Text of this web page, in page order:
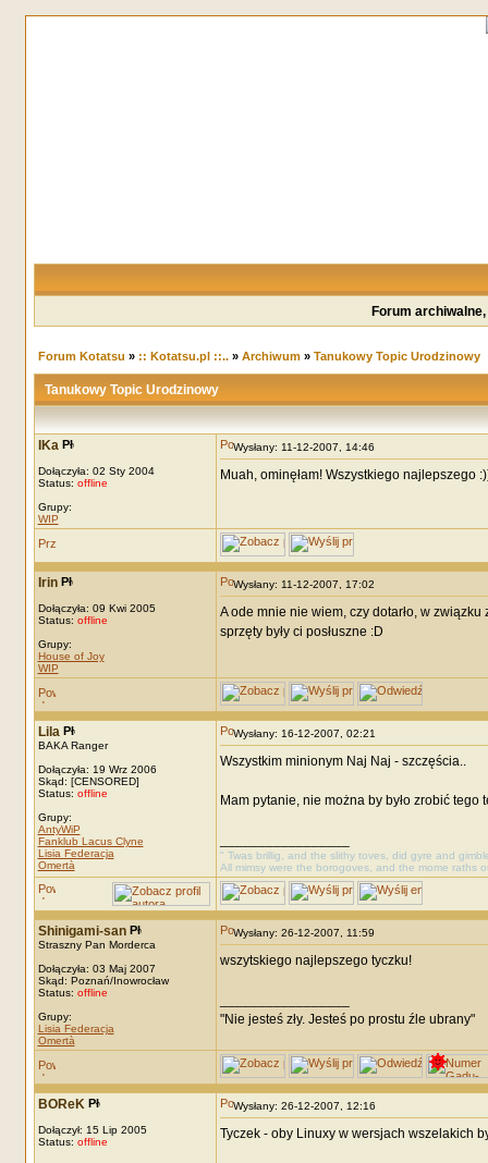
Forum
Forum Kotatsu » :: Kotatsu.pl ::..» Archiwum» Tanukowy Topic Urodzinowy
Tanukowy Topic Urodzinowy
IKa
Dołączyła: 02 Sty 2004
Status: offline
Grupy:
WIP
Wysłany: 11-12-2007, 14:46
Muah, ominęłam! Wszystkiego najlepszego
Irin
Dołączyła: 09 Kwi 2005
Status: offline
Grupy:
House of Joy
WIP
Wysłany: 11-12-2007, 17:02
A ode mnie nie wiem, czy dotarło, w
sprzęty były ci posłuszne :D
Lila
BAKA Ranger
Dołączyła: 19 Wrz 2006
Skąd: [CENSORED]
Status: offline
Grupy:
AntyWiP
Fanklub Lacus Clyne
Lisia Federacja
Omertà
Wysłany: 16-12-2007, 02:21
Wszystkim minionym Naj Naj - szczęścia..
Mam pytanie, nie można by było zrobić tego
" Twas brillig, and the slithy toves, did gyre and
All mimsy were the borogoves, and the mome raths
Shinigami-san
Straszny Pan Morderca
Dołączyła: 03 Maj 2007
Skąd: Poznań/Inowrocław
Status: offline
Grupy:
Lisia Federacja
Omertà
Wysłany: 26-12-2007, 11:59
wszytskiego najlepszego tyczku!
"Nie jesteś zły. Jesteś po prostu źle ubrany"
BOReK
Dołączył: 15 Lip 2005
Status: offline
Wysłany: 26-12-2007, 12:16
Tyczek - oby Linuxy w wersjach wszelakich